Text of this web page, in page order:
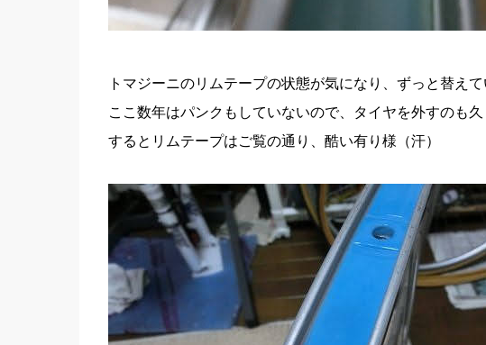
トマジーニのリムテープの状態が気になり、ずっと替え
ここ数年はパンクもしていないので、タイヤを外すのも久
するとリムテープはご覧の通り、酷い有り様（汗）